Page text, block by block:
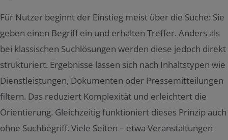
Für Nutzer beginnt der Einstieg meist über die Suche: Sie
geben einen Begriff ein und erhalten Treffer. Anders als
bei klassischen Suchlösungen werden diese jedoch direkt
strukturiert. Ergebnisse lassen sich nach Inhaltstypen wie
Dienstleistungen, Dokumenten oder Pressemitteilungen
filtern. Das reduziert Komplexität und erleichtert die
Orientierung. Gleichzeitig funktioniert dieses Prinzip auch
ohne Suchbegriff. Viele Seiten – etwa Veranstaltungen